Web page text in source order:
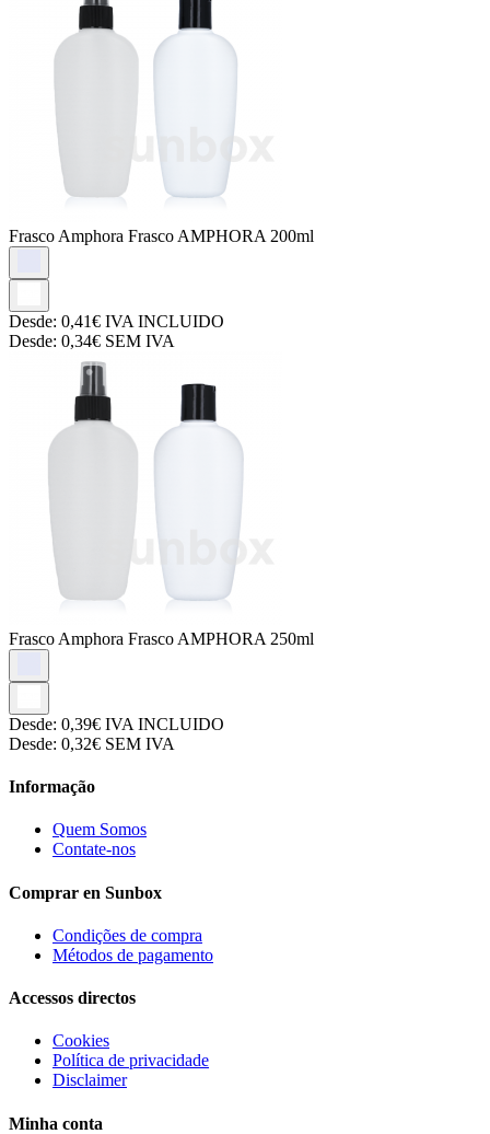
Frasco Amphora Frasco AMPHORA 200ml
Desde: 0,41€ IVA INCLUIDO
Desde: 0,34€ SEM IVA
Frasco Amphora Frasco AMPHORA 250ml
Desde: 0,39€ IVA INCLUIDO
Desde: 0,32€ SEM IVA
Informação
Quem Somos
Contate-nos
Comprar en Sunbox
Condições de compra
Métodos de pagamento
Accessos directos
Cookies
Política de privacidade
Disclaimer
Minha conta